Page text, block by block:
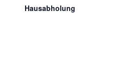
Hausabholung